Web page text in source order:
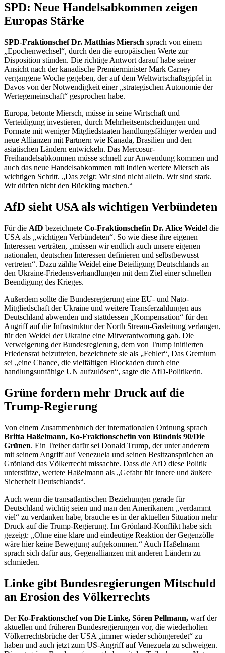
SPD: Neue Handelsabkommen zeigen
Europas Stärke
SPD-Fraktionschef Dr. Matthias Miersch sprach von einem
„Epochenwechsel“, durch den die europäischen Werte zur
Disposition stünden. Die richtige Antwort darauf habe seiner
Ansicht nach der kanadische Premierminister Mark Carney
vergangene Woche gegeben, der auf dem Weltwirtschaftsgipfel in
Davos von der Notwendigkeit einer „strategischen Autonomie der
Wertegemeinschaft“ gesprochen habe.
Europa, betonte Miersch, müsse in seine Wirtschaft und
Verteidigung investieren, durch Mehrheitsentscheidungen und
Formate mit weniger Mitgliedstaaten handlungsfähiger werden und
neue Allianzen mit Partnern wie Kanada, Brasilien und den
asiatischen Ländern entwickeln. Das Mercosur-
Freihandelsabkommen müsse schnell zur Anwendung kommen und
auch das neue Handelsabkommen mit Indien wertete Miersch als
wichtigen Schritt. „Das zeigt: Wir sind nicht allein. Wir sind stark.
Wir dürfen nicht den Bückling machen.“
AfD sieht USA als wichtigen Verbündeten
Für die AfD bezeichnete Co-Fraktionschefin Dr. Alice Weidel die
USA als „wichtigen Verbündeten“. So wie diese ihre eigenen
Interessen verträten, „müssen wir endlich auch unsere eigenen
nationalen, deutschen Interessen definieren und selbstbewusst
vertreten“. Dazu zählte Weidel eine Beteiligung Deutschlands an
den Ukraine-Friedensverhandlungen mit dem Ziel einer schnellen
Beendigung des Krieges.
Außerdem sollte die Bundesregierung eine EU- und Nato-
Mitgliedschaft der Ukraine und weitere Transferzahlungen aus
Deutschland abwenden und stattdessen „Kompensation“ für den
Angriff auf die Infrastruktur derNorth Stream-Gasleitung verlangen,
für den Weidel der Ukraine eine Mitverantwortung gab. Die
Verweigerung der Bundesregierung, dem von Trump initiierten
Friedensrat beizutreten, bezeichnete sie als „Fehler“, Das Gremium
sei „eine Chance, die vielfältigen Blockaden durch eine
handlungsunfähige UN aufzulösen“, sagte die AfD-Politikerin.
Grüne fordern mehr Druck auf die
Trump-Regierung
Von einem Zusammenbruch der internationalen Ordnung sprach
Britta Haßelmann, Ko-Fraktionschefin von Bündnis 90/Die
Grünen. Ein Treiber dafür sei Donald Trump, der unter anderem
mit seinem Angriff auf Venezuela und seinen Besitzansprüchen an
Grönland das Völkerrecht missachte. Dass die AfD diese Politik
unterstütze, wertete Haßelmann als „Gefahr für innere und äußere
Sicherheit Deutschlands“.
Auch wenn die transatlantischen Beziehungen gerade für
Deutschland wichtig seien und man den Amerikanern „verdammt
viel“ zu verdanken habe, brauche es in der aktuellen Situation mehr
Druck auf die Trump-Regierung. Im Grönland-Konflikt habe sich
gezeigt: „Ohne eine klare und eindeutige Reaktion der Gegenzölle
wäre hier keine Bewegung aufgekommen.“ Auch Haßelmann
sprach sich dafür aus, Gegenallianzen mit anderen Ländern zu
schmieden.
Linke gibt Bundesregierungen Mitschuld
an Erosion des Völkerrechts
DerKo-Fraktionschef von Die Linke, Sören Pellmann, warf der
aktuellen und früheren Bundesregierungen vor, die wiederholten
Völkerrechtsbrüche der USA „immer wieder schöngeredet“ zu
haben und auch jetzt zum US-Angriff auf Venezuela zu schweigen.